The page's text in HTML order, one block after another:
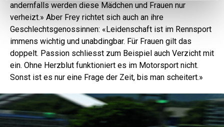
andernfalls werden diese Mädchen und Frauen nur
verheizt.» Aber Frey richtet sich auch an ihre
Geschlechtsgenossinnen: «Leidenschaft ist im Rennsport
immens wichtig und unabdingbar. Für Frauen gilt das
doppelt. Passion schliesst zum Beispiel auch Verzicht mit
ein. Ohne Herzblut funktioniert es im Motorsport nicht.
Sonst ist es nur eine Frage der Zeit, bis man scheitert.»